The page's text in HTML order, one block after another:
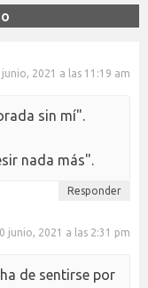
junio, 2021 a las 11:19 am
sin mí".
nada más".
Responder
junio, 2021 a las 2:31 pm
de sentirse por